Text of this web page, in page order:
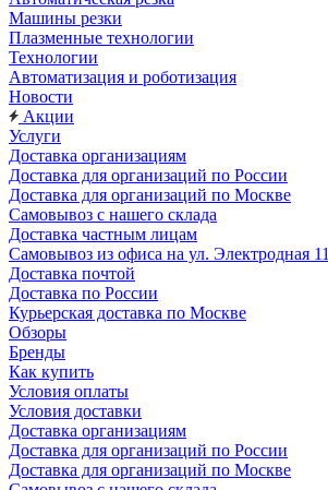
Машины резки
Плазменные технологии
Технологии
Автоматизация и роботизация
Новости
Акции
Услуги
Доставка организациям
Доставка для организаций по России
Доставка для организаций по Москве
Самовывоз с нашего склада
Доставка частным лицам
Самовывоз из офиса на ул. Электродная 11
Доставка почтой
Доставка по России
Курьерская доставка по Москве
Обзоры
Бренды
Как купить
Условия оплаты
Условия доставки
Доставка организациям
Доставка для организаций по России
Доставка для организаций по Москве